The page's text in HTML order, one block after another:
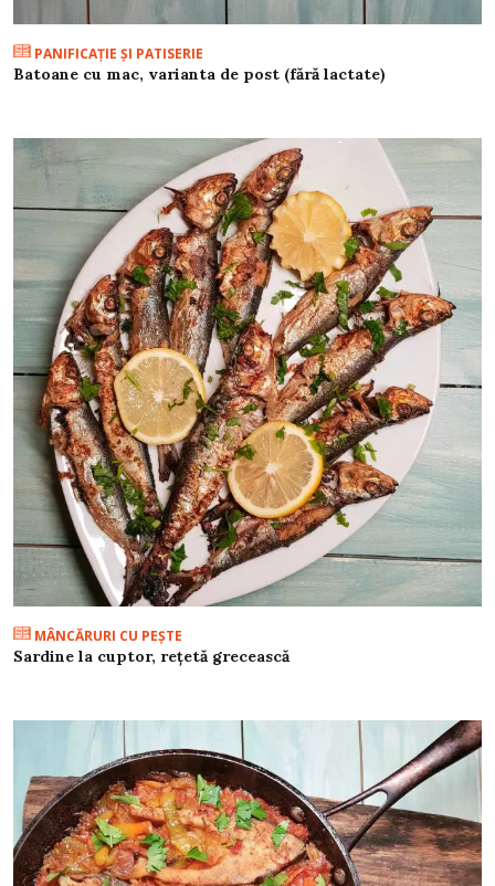
PANIFICAŢIE ŞI PATISERIE
Batoane cu mac, varianta de post (fără lactate)
MÂNCĂRURI CU PEŞTE
Sardine la cuptor, rețetă grecească